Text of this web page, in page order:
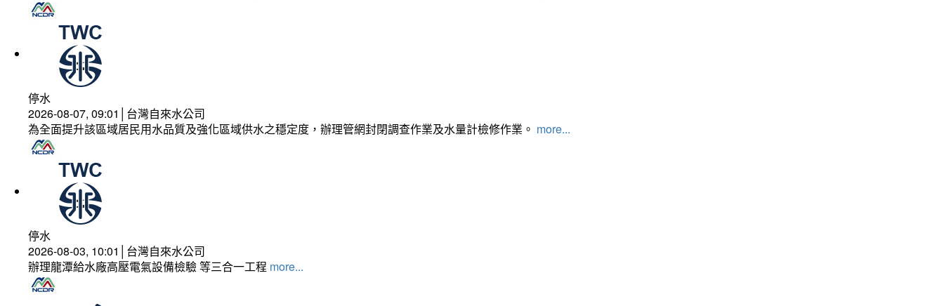
停水
2026-08-07, 09:01│台灣自來水公司
為全面提升該區域居民用水品質及強化區域供水之穩定度，辦理管網封閉調查作業及水量計檢修作業。 more...
停水
2026-08-03, 10:01│台灣自來水公司
辦理龍潭給水廠高壓電氣設備檢驗 等三合一工程 more...